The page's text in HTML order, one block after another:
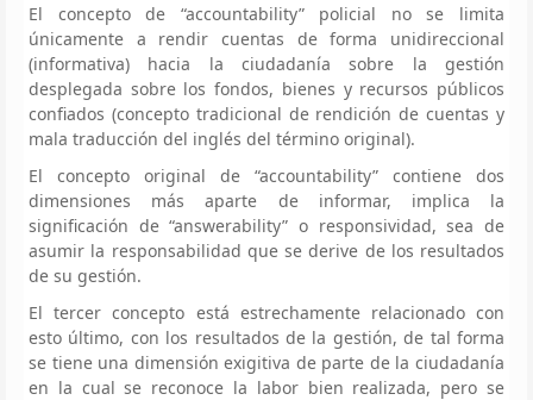
El concepto de “accountability” policial no se limita
únicamente a rendir cuentas de forma unidireccional
(informativa) hacia la ciudadanía sobre la gestión
desplegada sobre los fondos, bienes y recursos públicos
confiados (concepto tradicional de rendición de cuentas y
mala traducción del inglés del término original).
El concepto original de “accountability” contiene dos
dimensiones más aparte de informar, implica la
significación de “answerability” o responsividad, sea de
asumir la responsabilidad que se derive de los resultados
de su gestión.
El tercer concepto está estrechamente relacionado con
esto último, con los resultados de la gestión, de tal forma
se tiene una dimensión exigitiva de parte de la ciudadanía
en la cual se reconoce la labor bien realizada, pero se